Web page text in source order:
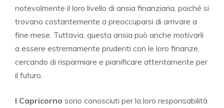
notevolmente il loro livello di ansia finanziaria, poiché si
trovano costantemente a preoccuparsi di arrivare a
fine mese. Tuttavia, questa ansia può anche motivarli
a essere estremamente prudenti con le loro finanze,
cercando di risparmiare e pianificare attentamente per
il futuro.
I Capricorno sono conosciuti per la loro responsabilità